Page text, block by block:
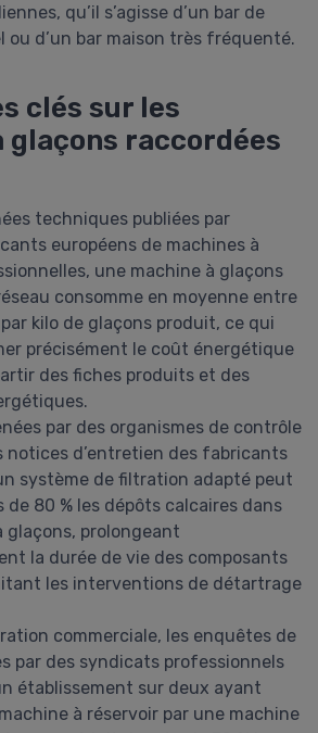
qu’il s’agisse d’un bar de
ou d’un bar maison très fréquenté.
clés sur les
glaçons raccordées
techniques publiées par
européens de machines à
une machine à glaçons
consomme en moyenne entre
kilo de glaçons produit, ce qui
précisément le coût énergétique
des fiches produits et des
par des organismes de contrôle
notices d’entretien des fabricants
système de filtration adapté peut
de 80 % les dépôts calcaires dans
glaçons, prolongeant
la durée de vie des composants
les interventions de détartrage
commerciale, les enquêtes de
par des syndicats professionnels
établissement sur deux ayant
à réservoir par une machine